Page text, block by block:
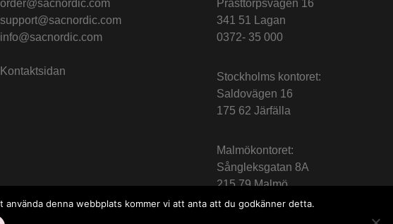
order@sacnordic.com
support@sacnordic.com
info@sacnordic.com
Kontaktsidan
Prästtorpsvägen 16
341 51 Lagan
0372- 35 000
Stockholms kontoret:
Saldovägen 16
175 62 Järfälla
Malmökontoret:
Sångleksgatan 8A
215 79 Malmö
denna webbplats kommer vi att anta att du godkänner detta.